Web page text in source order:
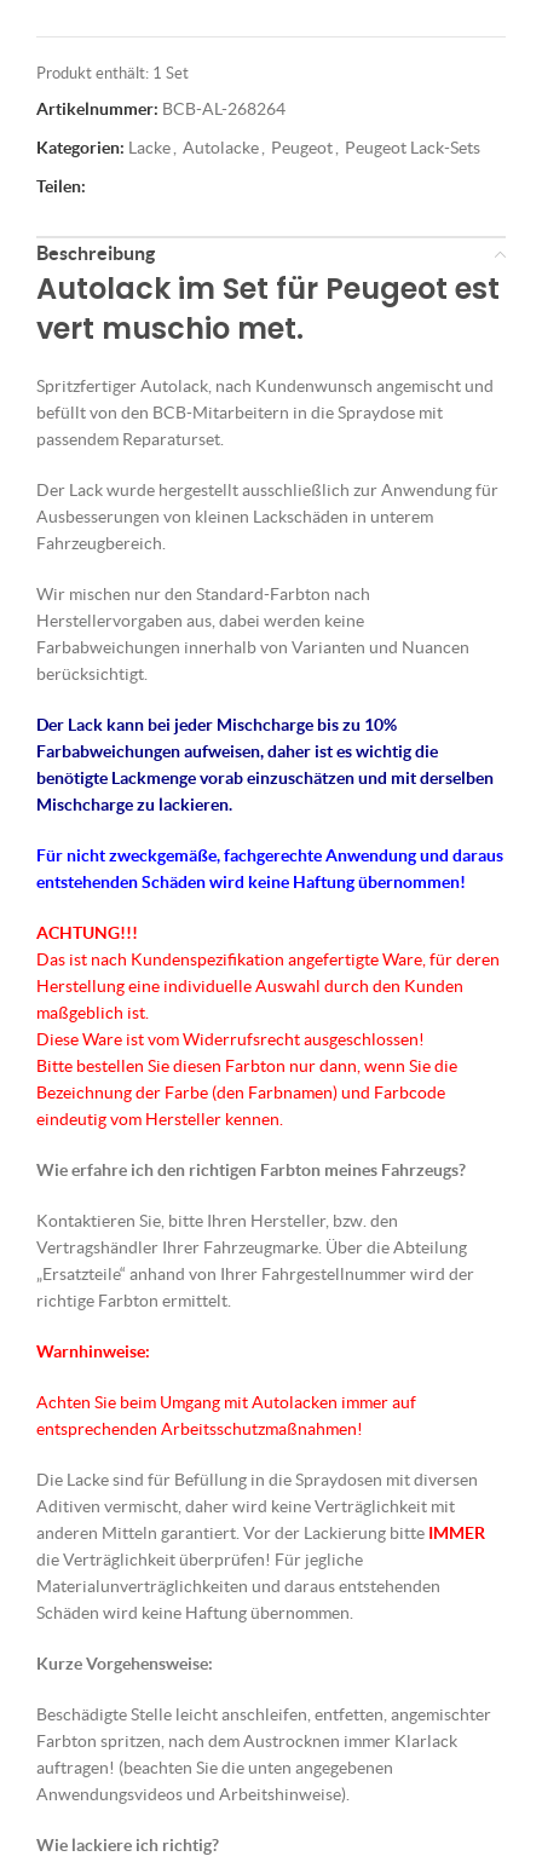
Produkt enthält: 1 Set
Artikelnummer: BCB-AL-268264
Kategorien: Lacke, Autolacke, Peugeot, Peugeot Lack-Sets
Teilen:
Beschreibung
Autolack im Set für Peugeot est
vert muschio met.
Spritzfertiger Autolack, nach Kundenwunsch angemischt und
befüllt von den BCB-Mitarbeitern in die Spraydose mit
passendem Reparaturset.
Der Lack wurde hergestellt ausschließlich zur Anwendung für
Ausbesserungen von kleinen Lackschäden in unterem
Fahrzeugbereich.
Wir mischen nur den Standard-Farbton nach
Herstellervorgaben aus, dabei werden keine
Farbabweichungen innerhalb von Varianten und Nuancen
berücksichtigt.
Der Lack kann bei jeder Mischcharge bis zu 10%
Farbabweichungen aufweisen, daher ist es wichtig die
benötigte Lackmenge vorab einzuschätzen und mit derselben
Mischcharge zu lackieren.
Für nichtzweckgemäße, fachgerechte Anwendung und daraus
entstehenden Schäden wird keine Haftung übernommen!
ACHTUNG!!!
Das ist nach Kundenspezifikation angefertigte Ware, für deren
Herstellung eine individuelle Auswahl durch den Kunden
maßgeblich ist.
Diese Ware ist vom Widerrufsrecht ausgeschlossen!
Bitte bestellen Sie diesen Farbton nur dann, wenn Sie die
Bezeichnung der Farbe (den Farbnamen) und Farbcode
eindeutig vom Hersteller kennen.
Wie erfahre ich den richtigen Farbton meines Fahrzeugs?
Kontaktieren Sie, bitte Ihren Hersteller, bzw. den
Vertragshändler Ihrer Fahrzeugmarke. Über die Abteilung
„Ersatzteile“ anhand von Ihrer Fahrgestellnummer wird der
richtige Farbton ermittelt.
Warnhinweise:
Achten Sie beim Umgang mit Autolacken immer auf
entsprechenden Arbeitsschutzmaßnahmen!
Die Lacke sind für Befüllung in die Spraydosen mit diversen
Aditiven vermischt, daher wird keine Verträglichkeit mit
anderen Mitteln garantiert. Vor der Lackierung bitte IMMER
die Verträglichkeit überprüfen! Für jegliche
Materialunverträglichkeiten und daraus entstehenden
Schäden wird keine Haftung übernommen.
Kurze Vorgehensweise:
Beschädigte Stelle leicht anschleifen, entfetten, angemischter
Farbton spritzen, nach dem Austrocknen immer Klarlack
auftragen! (beachten Sie die unten angegebenen
Anwendungsvideos und Arbeitshinweise).
Wie lackiere ich richtig?